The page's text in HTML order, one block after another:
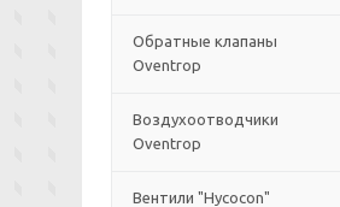
Обратные клапаны
Oventrop
Воздухоотводчики
Oventrop
Вентили "Hycocon"